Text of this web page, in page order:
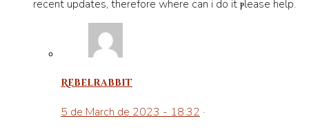
recent updates, thereforе ԝhere can i do it ⲣlease help.
Rebelrabbit
5 de March de 2023 - 18:32 ·